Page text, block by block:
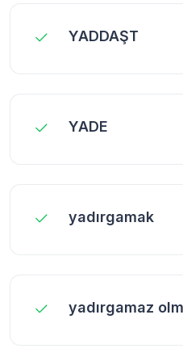
YADDAŞT
YADE
yadırgamak
yadırgamaz